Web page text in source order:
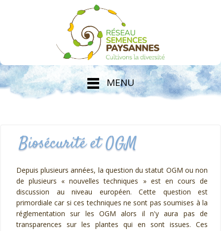
MENU
Biosécurité et OGM
Depuis plusieurs années, la question du statut OGM ou non
de plusieurs « nouvelles techniques » est en cours de
discussion au niveau européen. Cette question est
primordiale car si ces techniques ne sont pas soumises à la
réglementation sur les OGM alors il n'y aura pas de
transparences sur les plantes qui en sont issues. Ces